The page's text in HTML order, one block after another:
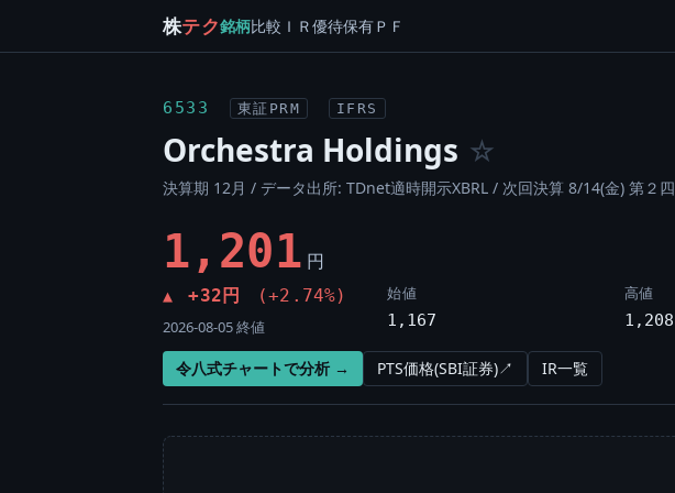
株テク銘柄比較 ＩＲ優待保有ＰＦ
6533 東証PRM IFRS
Orchestra Holdings ☆
決算期 12月 / データ出所: TDnet適時開示XBRL / 次回決算 8/14(金) 第２
1,201 円
▲ +32円 (+2.74%)
2026-08-05 終値
始値
1,167
高値
1,208
令八式チャートで分析 → PTS価格(SBI証券)↗ IR一覧